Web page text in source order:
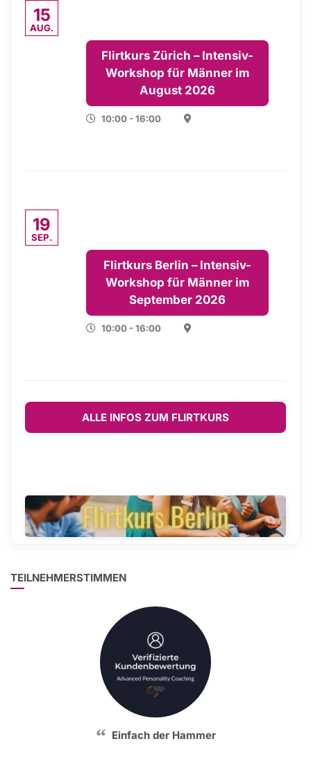
15
AUG.
Flirtkurs Zürich – Intensiv-
Workshop für Männer im
August 2026
10:00 - 16:00
19
SEP.
Flirtkurs Berlin – Intensiv-
Workshop für Männer im
September 2026
10:00 - 16:00
ALLE INFOS ZUM FLIRTKURS
TEILNEHMERSTIMMEN
Einfach der Hammer